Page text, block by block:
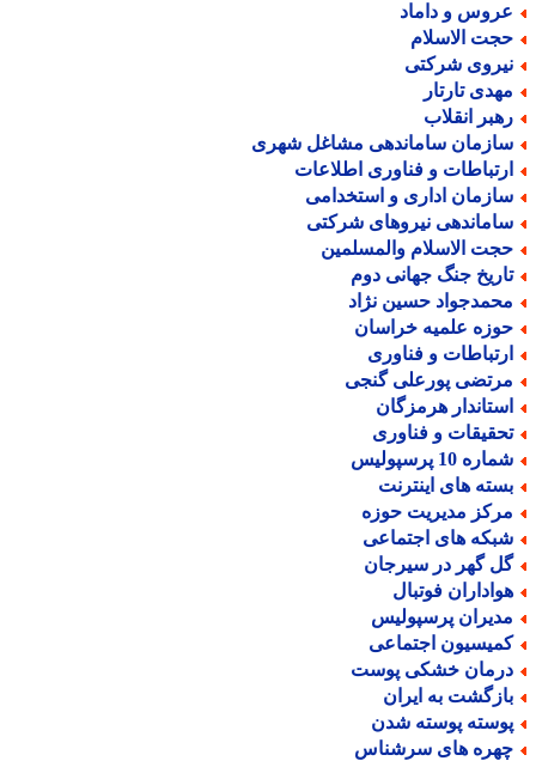
و داماد
الاسلام
شرکتی
تارتار
انقلاب
ساماندهی مشاغل شهری
و فناوری اطلاعات
اداری و استخدامی
نیروهای شرکتی
الاسلام والمسلمین
جنگ جهانی دوم
حسین نژاد
علمیه خراسان
و فناوری
پورعلی گنجی
هرمزگان
و فناوری
10 پرسپولیس
های اینترنت
مدیریت حوزه
های اجتماعی
گهر در سیرجان
فوتبال
پرسپولیس
اجتماعی
خشکی پوست
به ایران
پوسته شدن
های سرشناس